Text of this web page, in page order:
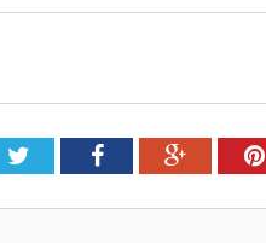
TwitterFacebookGoogle+